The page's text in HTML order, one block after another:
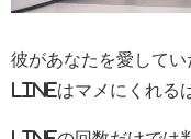
彼があなたを愛して
lineはマメにくれるは